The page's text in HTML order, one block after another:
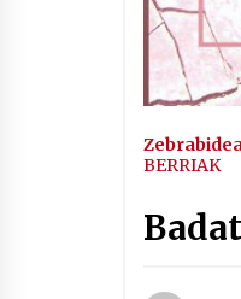
BERRIAK